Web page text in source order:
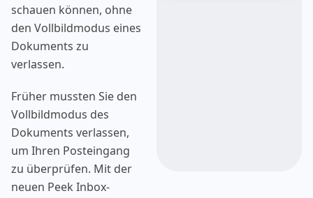
schauen können, ohne
den Vollbildmodus eines
Dokuments zu
verlassen.
Früher mussten Sie den
Vollbildmodus des
Dokuments verlassen,
um Ihren Posteingang
zu überprüfen. Mit der
neuen Peek Inbox-